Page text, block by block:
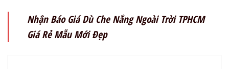
Nhận Báo Giá Dù Che Nắng Ngoài Trời TPHCM
Giá Rẻ Mẫu Mới Đẹp